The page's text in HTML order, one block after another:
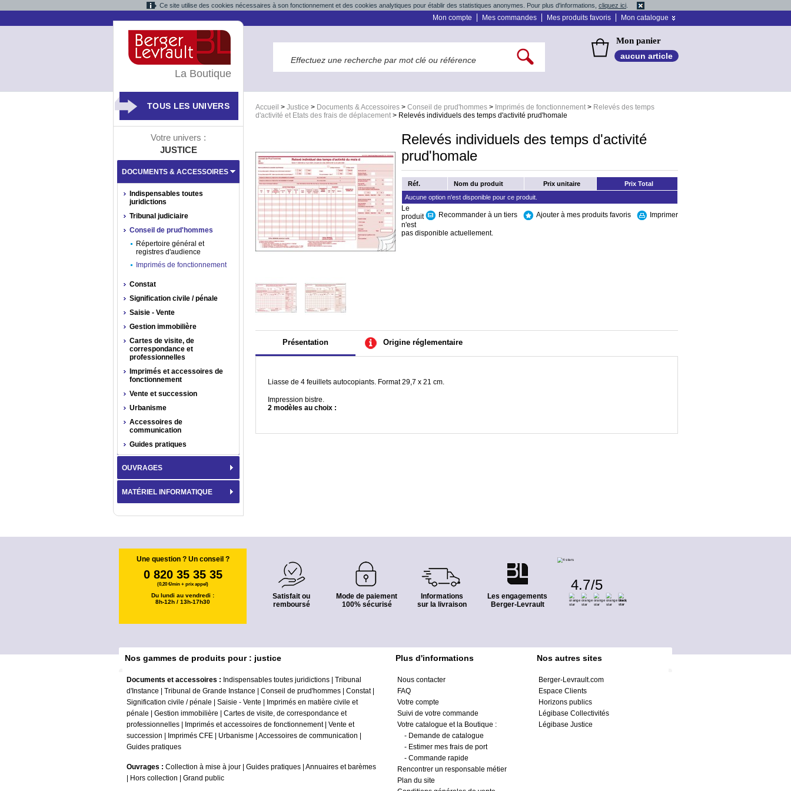
Ce site utilise des cookies nécessaires à son fonctionnement et des cookies analytiques pour établir des statistiques anonymes. Pour plus d'informations, cliquez ici
Mon compte Mes commandes Mes produits favoris Mon catalogue
Mon panier
aucun article
Accueil > Justice > Documents & Accessoires > Conseil de prud'hommes > Imprimés de fonctionnement > Relevés des temps
d'activité et Etats des frais de déplacement > Relevés individuels des temps d'activité prud'homale
Relevés individuels des temps d'activité
prud'homale
Réf. Nom du produit Prix unitaire
Prix Total
Aucune option n'est disponible pour ce produit.
Recommander à un tiers Ajouter à mes produits favoris Imprimer
Le
produit
n'est
pas disponible actuellement.
Présentation Origine réglementaire
Liasse de 4 feuillets autocopiants. Format 29,7 x 21 cm.
Impression bistre.
2 modèles au choix :
La Boutique
TOUS LES UNIVERS
Votre univers :
JUSTICE
DOCUMENTS & ACCESSOIRES
Indispensables toutes
juridictions
Tribunal judiciaire
Conseil de prud'hommes
Répertoire général et
registres d'audience
Imprimés de fonctionnement
Constat
Signification civile / pénale
Saisie - Vente
Gestion immobilière
Cartes de visite, de
correspondance et
professionnelles
Imprimés et accessoires de
fonctionnement
Vente et succession
Urbanisme
Accessoires de
communication
Guides pratiques
OUVRAGES
MATÉRIEL INFORMATIQUE
Une question ? Un conseil ?
0 820 35 35 35
(0,20 €/min + prix appel)
Du lundi au vendredi :
8h-12h / 13h-17h30
Satisfait ou
remboursé
Mode de paiement
100% sécurisé
Informations
sur la livraison
Les engagements
Berger-Levrault
4.7/5
Nos gammes de produits pour : justice
Documents et accessoires : Indispensables toutes juridictions
Tribunal
d'Instance
Tribunal de Grande Instance Conseil de prud'hommes Constat|
Signification civile / pénale
Saisie - Vente
Imprimés en matière civile et
pénale
Gestion immobilière
Cartes de visite, de correspondance et
professionnelles
Imprimés et accessoires de fonctionnement| Vente et
succession
Imprimés CFE Urbanisme Accessoires de communication
Guides pratiques
Ouvrages : Collection à mise à jour Guides pratiques Annuaires et barèmes
Hors collection Grand public
Plus d'informations
Nous contacter
FAQ
Votre compte
Suivi de votre commande
Votre catalogue et la Boutique :
- Demande de catalogue
- Estimer mes frais de port
- Commande rapide
Rencontrer un responsable métier
Plan du site
Nos autres sites
Berger-Levrault.com
Espace Clients
Horizons publics
Légibase Collectivités
Légibase Justice